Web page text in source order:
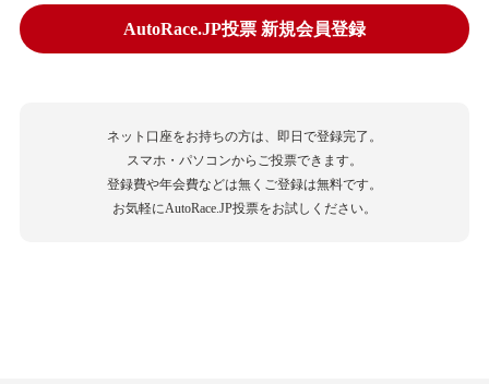
AutoRace.JP投票 新規会員登録
ネット口座をお持ちの方は、即日で登録完了。
スマホ・パソコンからご投票できます。
登録費や年会費などは無くご登録は無料です。
お気軽にAutoRace.JP投票をお試しください。